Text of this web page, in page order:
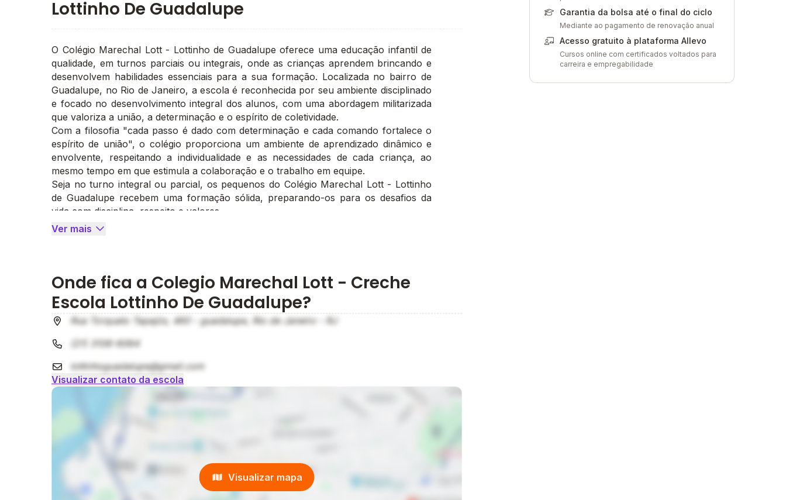
Garantia da bolsa até o final do ciclo
Mediante ao pagamento de renovação anual
Acesso gratuito à plataforma Allevo
Cursos online com certificados voltados para
carreira e empregabilidade
Lottinho De Guadalupe
O Colégio Marechal Lott - Lottinho de Guadalupe oferece uma educação infantil de
qualidade, em turnos parciais ou integrais, onde as crianças aprendem brincando e
desenvolvem habilidades essenciais para a sua formação. Localizada no bairro de
Guadalupe, no Rio de Janeiro, a escola é reconhecida por seu ambiente disciplinado
e focado no desenvolvimento integral dos alunos, com uma abordagem militarizada
que valoriza a união, a determinação e o espírito de coletividade.
Com a filosofia "cada passo é dado com determinação e cada comando fortalece o
espírito de união", o colégio proporciona um ambiente de aprendizado dinâmico e
envolvente, respeitando a individualidade e as necessidades de cada criança, ao
mesmo tempo em que estimula a colaboração e o trabalho em equipe.
Seja no turno integral ou parcial, os pequenos do Colégio Marechal Lott - Lottinho
de Guadalupe recebem uma formação sólida, preparando-os para os desafios da
vida com disciplina, respeito e valores.
Ver mais
Onde fica a Colegio Marechal Lott - Creche
Escola Lottinho De Guadalupe?
Rua Torquato Tapajós, 460 - guadalupe, Rio de Janeiro - RJ
(21) 3106-6064
lottinhoguadalupe@gmail.com
Visualizar contato da escola
Visualizar mapa